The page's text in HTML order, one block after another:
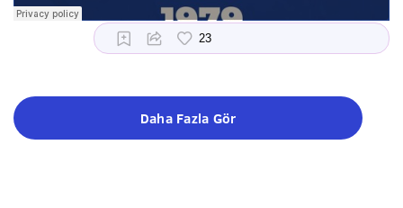
Daha Fazla Gör